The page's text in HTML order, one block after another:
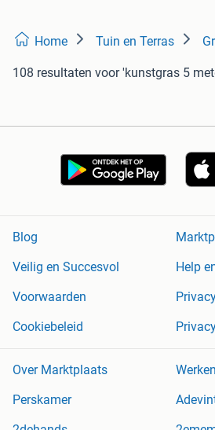
Home Tuin en Terras
108 resultaten voor 'kunstgras 5
Blog
Veilig en Succesvol
Help
Voorwaarden
Cookiebeleid
Over Marktplaats
Perskamer